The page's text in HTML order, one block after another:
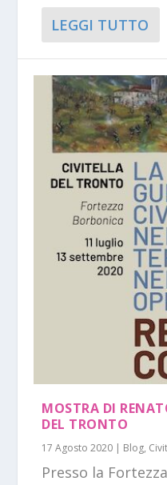
LEGGI TUTTO
MOSTRA DI
DEL TRONTO
17 Agosto 2020 | Blog,
Presso la